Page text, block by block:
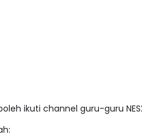
juga boleh ikuti
Unknown 11 hari